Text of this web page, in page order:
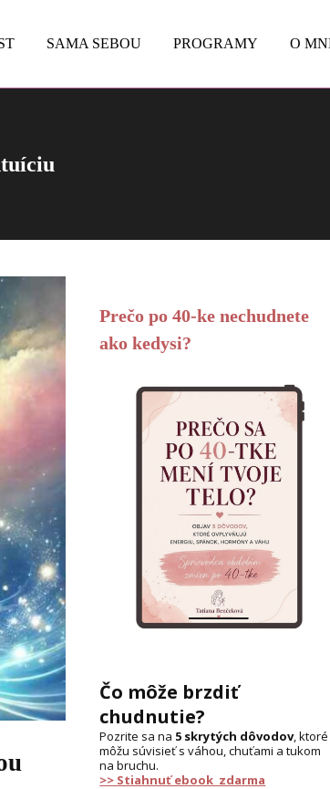
SAMA SEBOU PROGRAMY O
Prečo po 40-ke nechudnete
ako kedysi?
Čo môže brzdiť
chudnutie?
Pozrite sa na 5 skrytých dôvodov, ktoré
môžu súvisieť s váhou, chuťami a tukom
na bruchu.
>> Stiahnuť ebook zdarma